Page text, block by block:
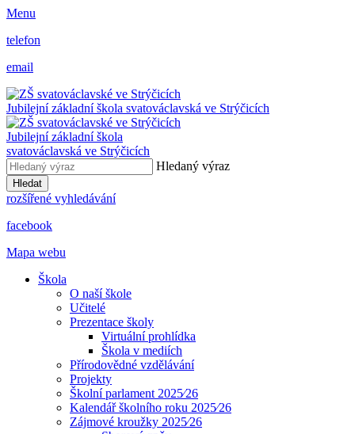
Menu
telefon
email
Jubilejní základní škola svatováclavská ve Strýčicích
Jubilejní základní škola
svatováclavská ve Strýčicích
Hledaný výraz
Hledat
rozšířené vyhledávání
facebook
Mapa webu
Škola
O naší škole
Učitelé
Prezentace školy
Virtuální prohlídka
Škola v mediích
Přírodovědné vzdělávání
Projekty
Školní parlament 2025⁄26
Kalendář školního roku 2025⁄26
Zájmové kroužky 2025⁄26